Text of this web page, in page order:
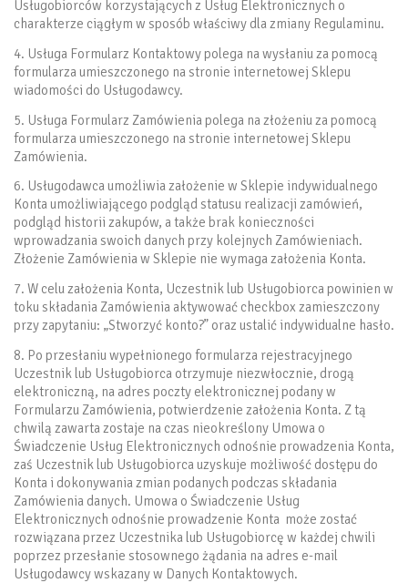
Usługobiorców korzystających z Usług Elektronicznych o
charakterze ciągłym w sposób właściwy dla zmiany Regulaminu.
4. Usługa Formularz Kontaktowy polega na wysłaniu za pomocą
formularza umieszczonego na stronie internetowej Sklepu
wiadomości do Usługodawcy.
5. Usługa Formularz Zamówienia polega na złożeniu za pomocą
formularza umieszczonego na stronie internetowej Sklepu
Zamówienia.
6. Usługodawca umożliwia założenie w Sklepie indywidualnego
Konta umożliwiającego podgląd statusu realizacji zamówień,
podgląd historii zakupów, a także brak konieczności
wprowadzania swoich danych przy kolejnych Zamówieniach.
Złożenie Zamówienia w Sklepie nie wymaga założenia Konta.
7. W celu założenia Konta, Uczestnik lub Usługobiorca powinien w
toku składania Zamówienia aktywować checkbox zamieszczony
przy zapytaniu: „Stworzyć konto?” oraz ustalić indywidualne hasło.
8. Po przesłaniu wypełnionego formularza rejestracyjnego
Uczestnik lub Usługobiorca otrzymuje niezwłocznie, drogą
elektroniczną, na adres poczty elektronicznej podany w
Formularzu Zamówienia, potwierdzenie założenia Konta. Z tą
chwilą zawarta zostaje na czas nieokreślony Umowa o
Świadczenie Usług Elektronicznych odnośnie prowadzenia Konta,
zaś Uczestnik lub Usługobiorca uzyskuje możliwość dostępu do
Konta i dokonywania zmian podanych podczas składania
Zamówienia danych. Umowa o Świadczenie Usług
Elektronicznych odnośnie prowadzenie Konta może zostać
rozwiązana przez Uczestnika lub Usługobiorcę w każdej chwili
poprzez przesłanie stosownego żądania na adres e-mail
Usługodawcy wskazany w Danych Kontaktowych.